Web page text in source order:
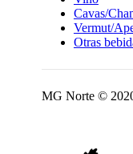
Cavas/
Vermut/
Otras
MG Norte ©